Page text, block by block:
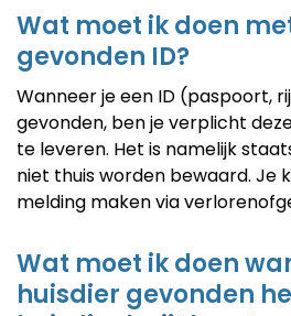
Wat moet ik doen
gevonden ID?
Wanneer je een ID (paspoort,
gevonden, ben je verplicht
te leveren. Het is namelijk
niet thuis worden bewaard. Je
melding maken via
Wat moet ik doen
huisdier gevonden